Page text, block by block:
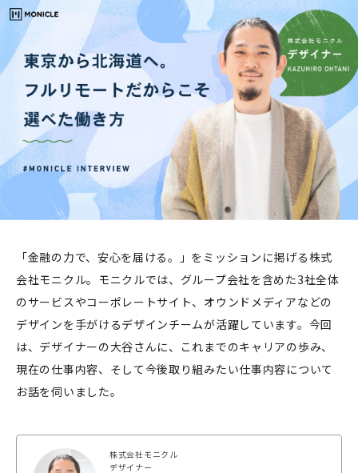
「金融の力で、安心を届ける。」をミッションに掲げる株式
会社モニクル。モニクルでは、グループ会社を含めた3社全体
のサービスやコーポレートサイト、オウンドメディアなどの
デザインを手がけるデザインチームが活躍しています。今回
は、デザイナーの大谷さんに、これまでのキャリアの歩み、
現在の仕事内容、そして今後取り組みたい仕事内容について
お話を伺いました。
株式会社モニクル
デザイナー